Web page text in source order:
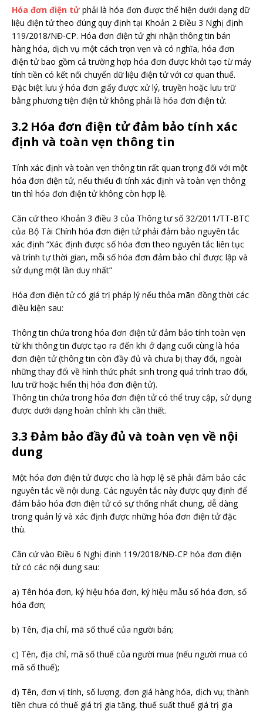
Hóa đơn điện tửphải là hóa đơn được thể hiện dưới dạng dữ
liệu điện tử theo đúng quy định tại Khoản 2 Điều 3 Nghị định
119/2018/NĐ-CP. Hóa đơn điện tử ghi nhận thông tin bán
hàng hóa, dịch vụ một cách trọn vẹn và có nghĩa, hóa đơn
điện tử bao gồm cả trường hợp hóa đơn được khởi tạo từ máy
tính tiền có kết nối chuyển dữ liệu điện tử với cơ quan thuế.
Đặc biệt lưu ý hóa đơn giấy được xử lý, truyền hoặc lưu trữ
bằng phương tiện điện tử không phải là hóa đơn điện tử.
3.2 Hóa đơn điện tử đảm bảo tính xác
định và toàn vẹn thông tin
Tính xác định và toàn vẹn thông tin rất quan trọng đối với một
hóa đơn điện tử, nếu thiếu đi tính xác định và toàn vẹn thông
tin thì hóa đơn điện tử không còn hợp lệ.
Căn cứ theo Khoản 3 điều 3 của Thông tư số 32/2011/TT-BTC
của Bộ Tài Chính hóa đơn điện tử phải đảm bảo nguyên tắc
xác định “Xác định được số hóa đơn theo nguyên tắc liên tục
và trình tự thời gian, mỗi số hóa đơn đảm bảo chỉ được lập và
sử dụng một lần duy nhất”
Hóa đơn điện tử có giá trị pháp lý nếu thỏa mãn đồng thời các
điều kiện sau:
Thông tin chứa trong hóa đơn điện tử đảm bảo tính toàn vẹn
từ khi thông tin được tạo ra đến khi ở dạng cuối cùng là hóa
đơn điện tử (thông tin còn đầy đủ và chưa bị thay đổi, ngoài
những thay đổi về hình thức phát sinh trong quá trình trao đổi,
lưu trữ hoặc hiển thị hóa đơn điện tử).
Thông tin chứa trong hóa đơn điện tử có thể truy cập, sử dụng
được dưới dạng hoàn chỉnh khi cần thiết.
3.3 Đảm bảo đầy đủ và toàn vẹn về nội
dung
Một hóa đơn điện tử được cho là hợp lệ sẽ phải đảm bảo các
nguyên tắc về nội dung. Các nguyên tắc này được quy định để
đảm bảo hóa đơn điện tử có sự thống nhất chung, dễ dàng
trong quản lý và xác định được những hóa đơn điện tử đặc
thù.
Căn cứ vào Điều 6 Nghị định 119/2018/NĐ-CP hóa đơn điện
tử có các nội dung sau:
a) Tên hóa đơn, ký hiệu hóa đơn, ký hiệu mẫu số hóa đơn, số
hóa đơn;
b) Tên, địa chỉ, mã số thuế của người bán;
c) Tên, địa chỉ, mã số thuế của người mua (nếu người mua có
mã số thuế);
d) Tên, đơn vị tính, số lượng, đơn giá hàng hóa, dịch vụ; thành
tiền chưa có thuế giá trị gia tăng, thuế suất thuế giá trị gia